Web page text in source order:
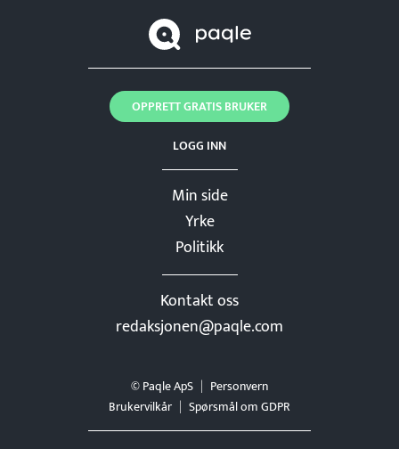
Min side
Yrke
Politikk
Kontakt oss
redaksjonen@paqle.com
LOGG INN
OPPRETT GRATIS BRUKER
© Paqle ApS
Personvern
Brukervilkår
Spørsmål om GDPR